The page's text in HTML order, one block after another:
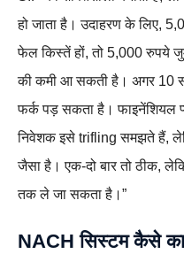
हो जाता है। उदाहरण के लिए,
फेल किस्तें हों, तो 5,000 रुपये
की कमी आ सकती है। अगर 10
फर्क पड़ सकता है। फाइनेंशियल
निवेशक इसे trifling समझते हैं,
जैसा है। एक-दो बार तो ठीक,
तक ले जा सकता है।”
NACH सिस्टम कैसे